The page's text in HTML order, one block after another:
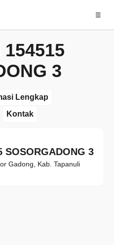
☰
154515
3
Lengkap
Kontak
SOSORGADONG 3
Gadong, Kab. Tapanuli